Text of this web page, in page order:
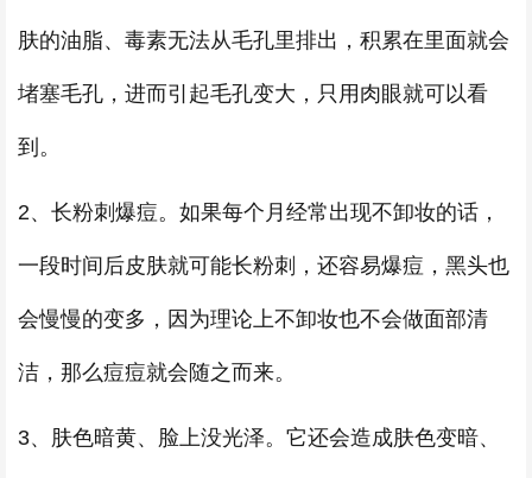
肤的油脂、毒素无法从毛孔里排出，积累在里面就会
堵塞毛孔，进而引起毛孔变大，只用肉眼就可以看
到。
2、长粉刺爆痘。如果每个月经常出现不卸妆的话，
一段时间后皮肤就可能长粉刺，还容易爆痘，黑头也
会慢慢的变多，因为理论上不卸妆也不会做面部清
洁，那么痘痘就会随之而来。
3、肤色暗黄、脸上没光泽。它还会造成肤色变暗、